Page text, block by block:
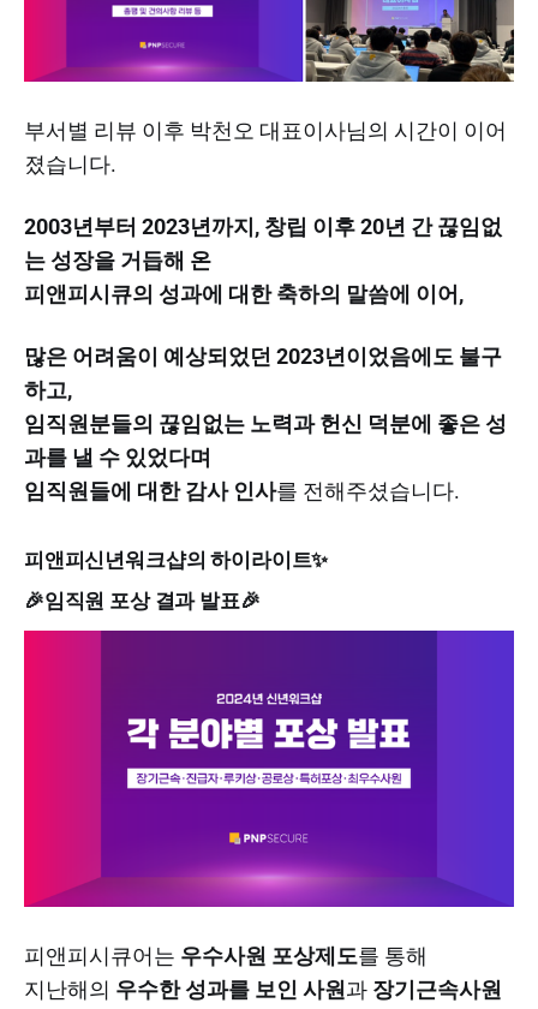
부서별 리뷰 이후 박천오 대표이사님의 시간이 이어
졌습니다.
2003년부터 2023년까지, 창립 이후 20년 간 끊임없
는 성장을 거듭해 온
피앤피시큐의 성과에 대한 축하의 말씀에 이어,
많은 어려움이 예상되었던 2023년이었음에도 불구
하고,
임직원분들의 끊임없는 노력과 헌신 덕분에 좋은 성
과를 낼 수 있었다며
임직원들에 대한 감사 인사를 전해주셨습니다.
피앤피신년워크샵의 하이라이트✨
🎉임직원 포상 결과 발표🎉
피앤피시큐어는 우수사원 포상제도를 통해
지난해의 우수한 성과를 보인 사원 과 장기근속사원